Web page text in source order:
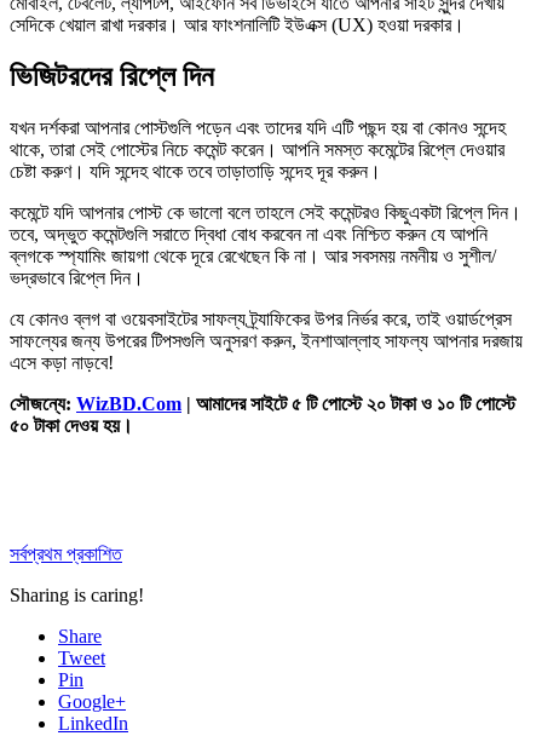
সেদিকে খেয়াল রাখা দরকার। আর ফাংশনালিটি ইউএক্স (UX) হওয়া দরকার।
ভিজিটরদের রিপ্লে দিন
যখন দর্শকরা আপনার পোস্টগুলি পড়েন এবং তাদের যদি এটি পছন্দ হয় বা কোনও সন্দেহ
থাকে, তারা সেই পোস্টের নিচে কমেন্ট করেন। আপনি সমস্ত কমেন্টের রিপ্লে দেওয়ার
চেষ্টা করুণ। যদি সন্দেহ থাকে তবে তাড়াতাড়ি সন্দেহ দূর করুন।
কমেন্টে যদি আপনার পোস্ট কে ভালো বলে তাহলে সেই কমেন্টরও কিছুএকটা রিপ্লে দিন।
তবে, অদ্ভুত কমেন্টগুলি সরাতে দ্বিধা বোধ করবেন না এবং নিশ্চিত করুন যে আপনি
ব্লগকে স্প্যামিং জায়গা থেকে দূরে রেখেছেন কি না। আর সবসময় নমনীয় ও সুশীল/
ভদ্রভাবে রিপ্লে দিন।
যে কোনও ব্লগ বা ওয়েবসাইটের সাফল্য ট্র্যাফিকের উপর নির্ভর করে, তাই ওয়ার্ডপ্রেস
সাফল্যের জন্য উপরের টিপসগুলি অনুসরণ করুন, ইনশাআল্লাহ সাফল্য আপনার দরজায়
এসে কড়া নাড়বে!
সৌজন্যে: WizBD.Com | আমাদের সাইটে ৫ টি পোস্টে ২০ টাকা ও ১০ টি পোস্টে
৫০ টাকা দেওয় হয়।
সর্বপ্রথম প্রকাশিত
Sharing is caring!
Share
Tweet
Pin
Google+
LinkedIn